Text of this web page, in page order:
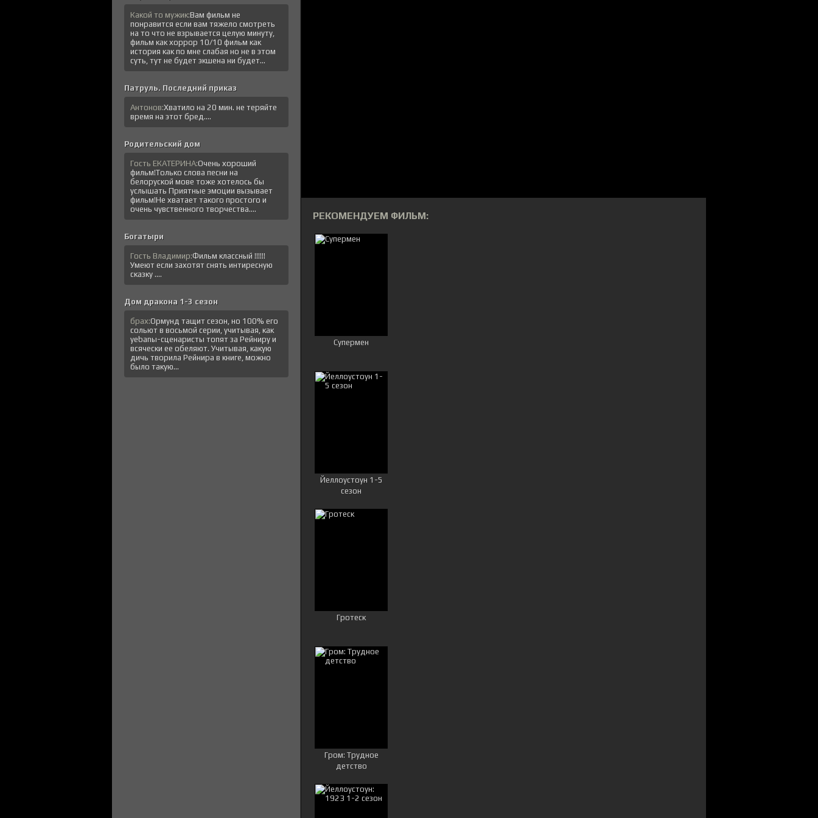
РЕКОМЕНДУЕМ ФИЛЬМ:
Супермен
Йеллоустоун 1-5
сезон
Гротеск
Гром: Трудное
детство
Какой то мужик:Вам фильм не
понравится если вам тяжело смотреть
на то что не взрывается целую минуту,
фильм как хоррор 10/10 фильм как
история как по мне слабая но не в этом
суть, тут не будет экшена ни будет...
Патруль. Последний приказ
Антонов:Хватило на 20 мин. не теряйте
время на этот бред....
Родительский дом
Гость ЕКАТЕРИНА:Очень хороший
фильм!Только слова песни на
белоруской мове тоже хотелось бы
услышать Приятные эмоции вызывает
фильм!Не хватает такого простого и
очень чувственного творчества....
Богатыри
Гость Владимир:Фильм классный !!!!!!
Умеют если захотят снять интиресную
сказку ....
Дом дракона 1-3 сезон
брах:Ормунд тащит сезон, но 100% его
сольют в восьмой серии, учитывая, как
уеbanы-сценаристы топят за Рейниру и
всячески ее обеляют. Учитывая, какую
дичь творила Рейнира в книге, можно
было такую...